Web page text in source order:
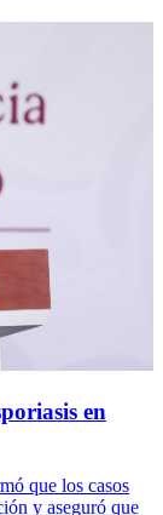
en
que los casos
y aseguró que